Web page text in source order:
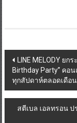
Post
navigation
LINE MELODY ยก
Birthday Party” คอ
ทุกสัปดาห์ตลอดเดือ
สตีเบล เอลทรอน